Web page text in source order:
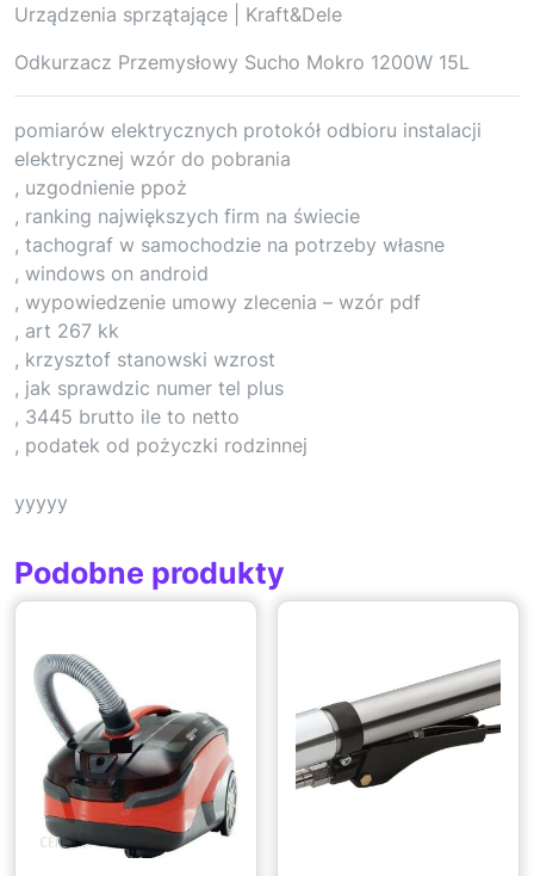
Urządzenia sprzątające | Kraft&Dele
Odkurzacz Przemysłowy Sucho Mokro 1200W 15L
pomiarów elektrycznych protokół odbioru instalacji
elektrycznej wzór do pobrania
, uzgodnienie ppoż
, ranking największych firm na świecie
, tachograf w samochodzie na potrzeby własne
, windows on android
, wypowiedzenie umowy zlecenia – wzór pdf
, art 267 kk
, krzysztof stanowski wzrost
, jak sprawdzic numer tel plus
, 3445 brutto ile to netto
, podatek od pożyczki rodzinnej
yyyyy
Podobne produkty